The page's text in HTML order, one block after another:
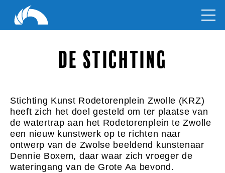
De Stichting
Stichting Kunst Rodetorenplein Zwolle (KRZ)
heeft zich het doel gesteld om ter plaatse van
de watertrap aan het Rodetorenplein te Zwolle
een nieuw kunstwerk op te richten naar
ontwerp van de Zwolse beeldend kunstenaar
Dennie Boxem, daar waar zich vroeger de
wateringang van de Grote Aa bevond.